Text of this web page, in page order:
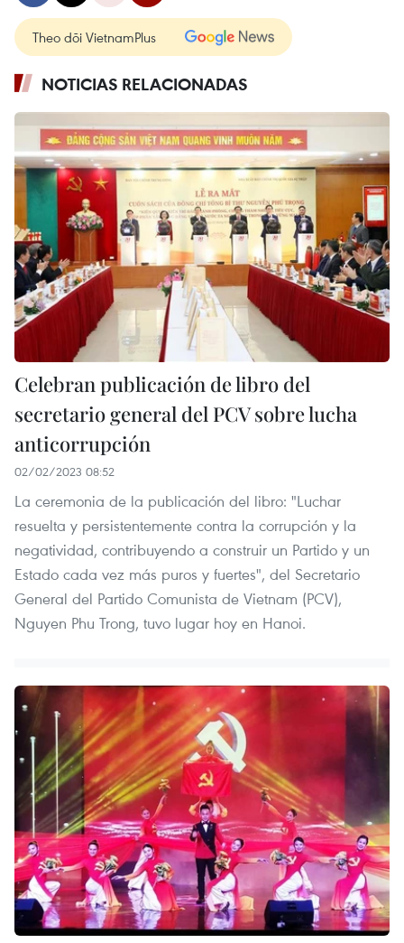
Theo dõi VietnamPlus
NOTICIAS RELACIONADAS
Celebran publicación de libro del
secretario general del PCV sobre lucha
anticorrupción
02/02/2023 08:52
La ceremonia de la publicación del libro: "Luchar
resuelta y persistentemente contra la corrupción y la
negatividad, contribuyendo a construir un Partido y un
Estado cada vez más puros y fuertes", del Secretario
General del Partido Comunista de Vietnam (PCV),
Nguyen Phu Trong, tuvo lugar hoy en Hanoi.